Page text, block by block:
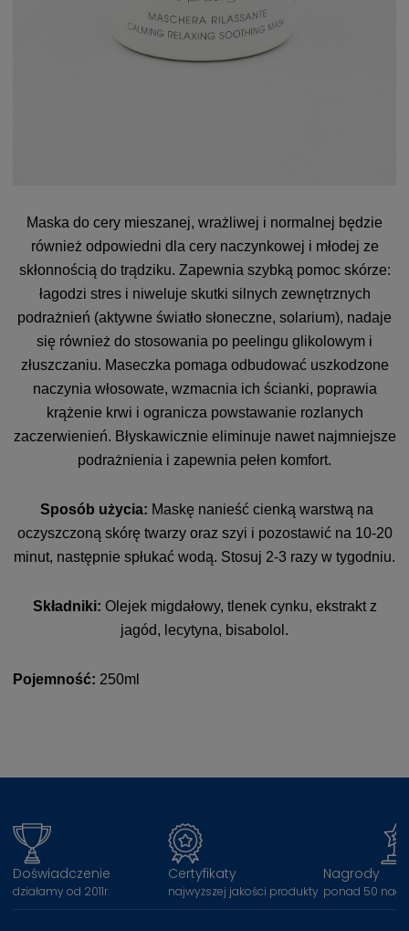
Maska do cery mieszanej, wrażliwej i normalnej będzie
również odpowiedni dla cery naczynkowej i młodej ze
skłonnością do trądziku. Zapewnia szybką pomoc skórze:
łagodzi stres i niweluje skutki silnych zewnętrznych
podrażnień (aktywne światło słoneczne, solarium), nadaje
się również do stosowania po peelingu glikolowym i
złuszczaniu. Maseczka pomaga odbudować uszkodzone
naczynia włosowate, wzmacnia ich ścianki, poprawia
krążenie krwi i ogranicza powstawanie rozlanych
zaczerwienień. Błyskawicznie eliminuje nawet najmniejsze
podrażnienia i zapewnia pełen komfort.
Sposób użycia: Maskę nanieść cienką warstwą na
oczyszczoną skórę twarzy oraz szyi i pozostawić na 10-20
minut, następnie spłukać wodą. Stosuj 2-3 razy w tygodniu.
Składniki: Olejek migdałowy, tlenek cynku, ekstrakt z
jagód, lecytyna, bisabolol.
Pojemność: 250ml
Doświadczenie
działamy od 2011r.
Certyfikaty
najwyższej jakości produkty
Nagrody
ponad 50